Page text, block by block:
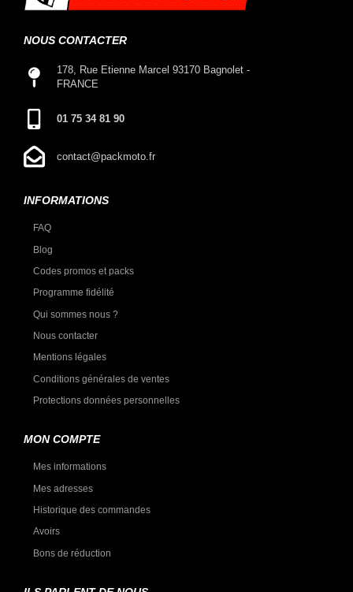
NOUS CONTACTER
178, Rue Etienne Marcel 93170 Bagnolet -
FRANCE
01 75 34 81 90
contact@packmoto.fr
INFORMATIONS
FAQ
Blog
Codes promos et packs
Programme fidélité
Qui sommes nous ?
Nous contacter
Mentions légales
Conditions générales de ventes
Protections données personnelles
MON COMPTE
Mes informations
Mes adresses
Historique des commandes
Avoirs
Bons de réduction